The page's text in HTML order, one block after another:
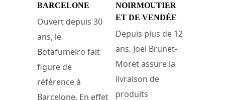
BARCELONE
Ouvert depuis 30
ans, le
Botafumeiro fait
figure de
référence à
Barcelone. En effet
NOIRMOUTIER
ET DE VENDÉE
Depuis plus de 12
ans, Joël Brunet-
Moret assure la
livraison de
produits